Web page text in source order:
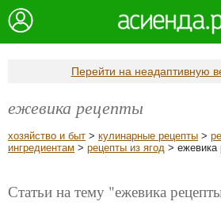
Перейти на неадаптивную
ежевика рецепты
хозяйство и быт > кулинарные рецепты >
ингредиентам > рецепты из ягод > ежевика
Статьи на тему "ежевика